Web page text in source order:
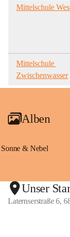
Mittelschule
Mittelschule
Zwischenwasser
Alben
Sonne & Nebel
Unser
Laternserstraße 6,